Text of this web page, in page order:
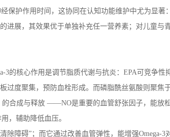
保护作用时间，这协同在认知功能维护中尤为显著
进展，其效果优于单独补充任一营养素；对儿童与
3的核心作用是调节脂质代谢与抗炎： EPA可竞争性
过度聚集，预防血栓形成。而磷脂酰丝氨酸则聚焦
的合成与释放 ——NO是重要的血管舒张因子，能放
，辅助降低血压。
除障碍”；而它通过改善血管弹性，能增强Omega-3